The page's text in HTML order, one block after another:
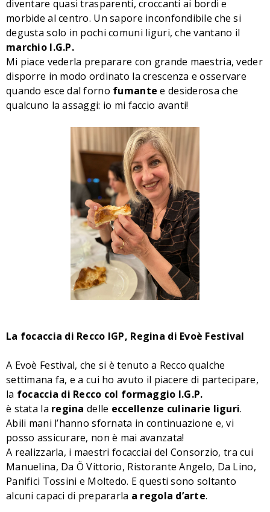
diventare quasi trasparenti, croccanti ai bordi e
morbide al centro. Un sapore inconfondibile che si
degusta solo in pochi comuni liguri, che vantano il
marchio I.G.P.
Mi piace vederla preparare con grande maestria, veder
disporre in modo ordinato la crescenza e osservare
quando esce dal forno fumante e desiderosa che
qualcuno la assaggi: io mi faccio avanti!
La focaccia di Recco IGP, Regina di Evoè Festival
A Evoè Festival, che si è tenuto a Recco qualche
settimana fa, e a cui ho avuto il piacere di partecipare,
la focaccia di Recco col formaggio I.G.P.
è stata la regina delle eccellenze culinarie liguri.
Abili mani l’hanno sfornata in continuazione e, vi
posso assicurare, non è mai avanzata!
A realizzarla, i maestri focacciai del Consorzio, tra cui
Manuelina, Da Ö Vittorio, Ristorante Angelo, Da Lino,
Panifici Tossini e Moltedo. E questi sono soltanto
alcuni capaci di prepararla a regola d’arte.